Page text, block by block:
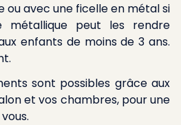
avec une ficelle en métal si
métallique peut les rendre
enfants de moins de 3 ans.
sont possibles grâce aux
et vos chambres, pour une